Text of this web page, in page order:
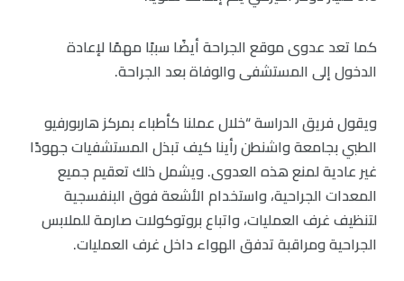
كما تعد عدوى موقع الجراحة أيضًا سببًا مهمًا لإعادة
الدخول إلى المستشفى والوفاة بعد الجراحة.
ويقول فريق الدراسة “خلال عملنا كأطباء بمركز هاربورفيو
الطبي بجامعة واشنطن رأينا كيف تبذل المستشفيات جهودًا
غير عادية لمنع هذه العدوى. ويشمل ذلك تعقيم جميع
المعدات الجراحية، واستخدام الأشعة فوق البنفسجية
لتنظيف غرف العمليات، واتباع بروتوكولات صارمة للملابس
الجراحية ومراقبة تدفق الهواء داخل غرف العمليات.